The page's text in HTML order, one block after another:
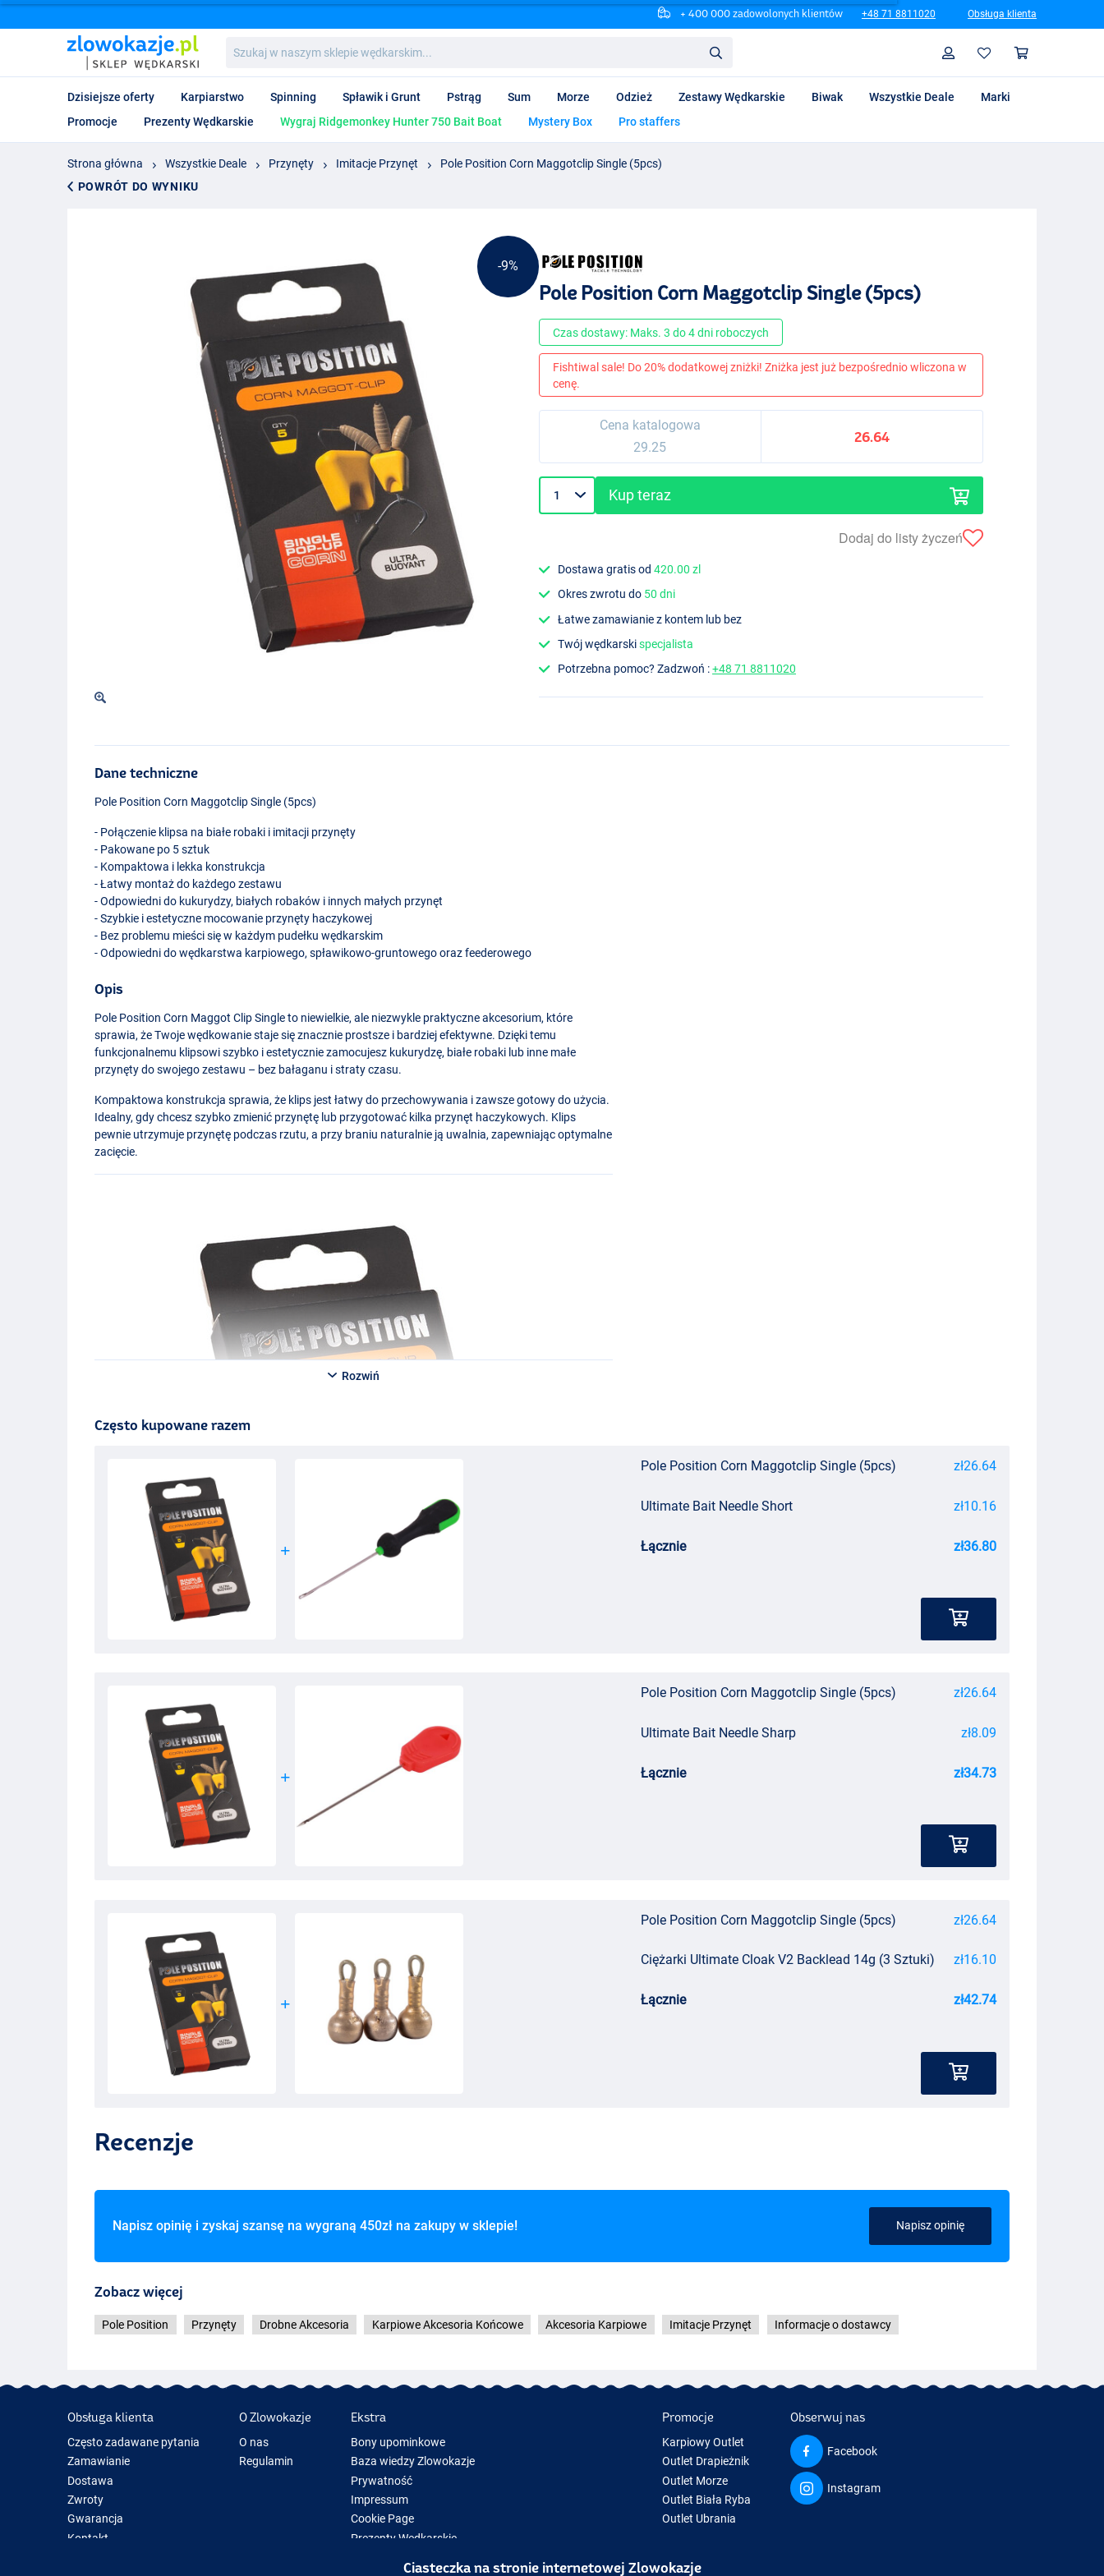
+ 400 000 zadowolonych klientów +48 71 8811020 Obsługa klienta
w
naszym
wędkarskim...
Profil
Dzisiejsze oferty Karpiarstwo Spinning Spławik i Grunt Pstrąg Sum Morze Odzież Zestawy Wędkarskie Biwak Wszystkie Deale
Marki
Promocje
Prezenty Wędkarskie Wygraj Ridgemonkey Hunter 750 Bait Boat Mystery Box Pro staffers
Strona główna Wszystkie Deale Przynęty Imitacje Przynęt
Pole Position Corn Maggotclip Single (5pcs)
POWRÓT DO WYNIKU
-9%
Pole Position Corn Maggotclip Single (5pcs)
Czas dostawy: Maks. 3 do 4 dni roboczych
Fishtiwal sale! Do 20% dodatkowej zniżki! Zniżka jest już bezpośrednio wliczona w
cenę.
Cena katalogowa
29.25
26.64
Kup teraz
Dodaj do listy życzeń
Dostawa gratis od420.00 zl
Okres zwrotu do 50 dni
Łatwe zamawianie z kontem lub bez
Twój wędkarskispecjalista
Potrzebna pomoc? Zadzwoń :+48 71 8811020
Dane techniczne
Pole Position Corn Maggotclip Single (5pcs)
- Połączenie klipsa na białe robaki i imitacji przynęty
- Pakowane po 5 sztuk
- Kompaktowa i lekka konstrukcja
- Łatwy montaż do każdego zestawu
- Odpowiedni do kukurydzy, białych robaków i innych małych przynęt
- Szybkie i estetyczne mocowanie przynęty haczykowej
- Bez problemu mieści się w każdym pudełku wędkarskim
- Odpowiedni do wędkarstwa karpiowego, spławikowo-gruntowego oraz feederowego
Opis
Pole Position Corn Maggot Clip Single to niewielkie, ale niezwykle praktyczne akcesorium, które
sprawia, że Twoje wędkowanie staje się znacznie prostsze i bardziej efektywne. Dzięki temu
funkcjonalnemu klipsowi szybko i estetycznie zamocujesz kukurydzę, białe robaki lub inne małe
przynęty do swojego zestawu – bez bałaganu i straty czasu.
Kompaktowa konstrukcja sprawia, że klips jest łatwy do przechowywania i zawsze gotowy do użycia.
Idealny, gdy chcesz szybko zmienić przynętę lub przygotować kilka przynęt haczykowych. Klips
pewnie utrzymuje przynętę podczas rzutu, a przy braniu naturalnie ją uwalnia, zapewniając optymalne
zacięcie.
Rozwiń
Często kupowane razem
Pole Position Corn Maggotclip Single (5pcs) zł26.64
Ultimate Bait Needle Short zł10.16
Łącznie zł36.80
Pole Position Corn Maggotclip Single (5pcs) zł26.64
Ultimate Bait Needle Sharp zł8.09
Łącznie zł34.73
Pole Position Corn Maggotclip Single (5pcs) zł26.64
Ciężarki Ultimate Cloak V2 Backlead 14g (3 Sztuki) zł16.10
Łącznie zł42.74
Recenzje
Napisz opinię i zyskaj szansę na wygraną 450zł na zakupy w sklepie! Napisz opinię
Zobacz więcej
Pole Position Przynęty Drobne Akcesoria Karpiowe Akcesoria Końcowe Akcesoria Karpiowe Imitacje Przynęt Informacje o dostawcy
Obsługa klienta
Często zadawane pytania
Zamawianie
Dostawa
Zwroty
Gwarancja
Kontakt
O Zlowokazje
O nas
Regulamin
Ekstra
Bony upominkowe
Baza wiedzy Zlowokazje
Prywatność
Impressum
Cookie Page
Prezenty Wędkarskie
Promocje
Karpiowy Outlet
Outlet Drapieżnik
Outlet Morze
Outlet Biała Ryba
Outlet Ubrania
Obserwuj nas
Facebook
Instagram
Ciasteczka na stronie internetowej Zlowokazje